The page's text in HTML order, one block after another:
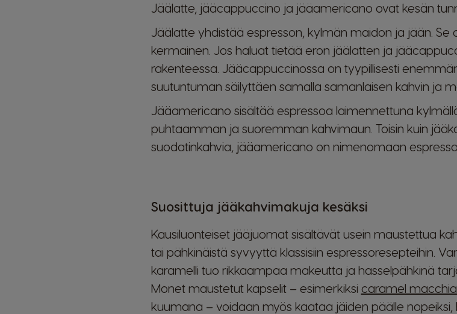
Jäälatte, jääcappuccino ja jääamericano ovat kesän
Jäälatte yhdistää espresson, kylmän maidon ja jään.
kermainen. Jos haluat tietää eron jäälatten ja
rakenteessa. Jääcappuccinossa on tyypillisesti
suutuntuman säilyttäen samalla samanlaisen kahvin ja
Jääamericano sisältää espressoa laimennettuna
puhtaamman ja suoremman kahvimaun. Toisin kuin
suodatinkahvia, jääamericano on nimenomaan
Suosittuja jääkahvimakuja kesäksi
Kausiluonteiset jääjuomat sisältävät usein maustettua
tai pähkinäistä syvyyttä klassisiin espressoresepteihin.
karamelli tuo rikkaampaa makeutta ja hasselpähkinä
Monet maustetut kapselit – esimerkiksi caramel
kuumana – voidaan myös kaataa jäiden päälle nopeiksi,